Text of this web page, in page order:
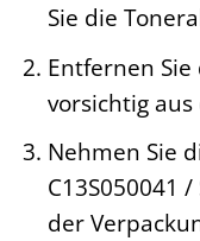
Sie die
Entfernen
vorsichtig
Nehmen Sie
C13S050041
der